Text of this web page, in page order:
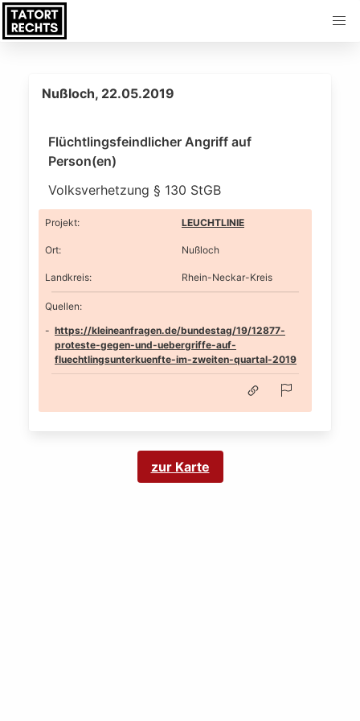
Nußloch, 22.05.2019
Flüchtlingsfeindlicher Angriff auf
Person(en)
Volksverhetzung § 130 StGB
Projekt: LEUCHTLINIE
Ort: Nußloch
Landkreis: Rhein-Neckar-Kreis
Quellen:
https://kleineanfragen.de/bundestag/19/12877-
proteste-gegen-und-uebergriffe-auf-
fluechtlingsunterkuenfte-im-zweiten-quartal-2019
zur Karte